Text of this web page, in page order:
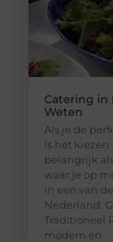
Catering in
Weten
Als je de
is het kiezen
belangrijk
waar je op
in een van
Nederland.
Traditioneel
modern en